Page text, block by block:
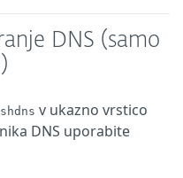
DNS (samo
v ukazno vrstico
DNS uporabite